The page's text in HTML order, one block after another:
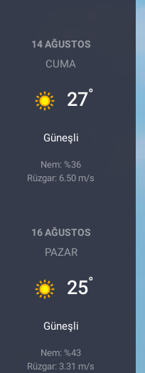
14 AĞUSTOS
CUMA
27°
Güneşli
Nem: %36
Rüzgar: 6.50 m/s
16 AĞUSTOS
PAZAR
25°
Güneşli
Nem: %43
Rüzgar: 3.31 m/s